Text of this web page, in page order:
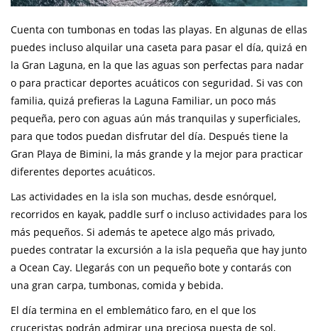
Cuenta con tumbonas en todas las playas. En algunas de ellas
puedes incluso alquilar una caseta para pasar el día, quizá en
la Gran Laguna, en la que las aguas son perfectas para nadar
o para practicar deportes acuáticos con seguridad. Si vas con
familia, quizá prefieras la Laguna Familiar, un poco más
pequeña, pero con aguas aún más tranquilas y superficiales,
para que todos puedan disfrutar del día. Después tiene la
Gran Playa de Bimini, la más grande y la mejor para practicar
diferentes deportes acuáticos.
Las actividades en la isla son muchas, desde esnórquel,
recorridos en kayak, paddle surf o incluso actividades para los
más pequeños. Si además te apetece algo más privado,
puedes contratar la excursión a la isla pequeña que hay junto
a Ocean Cay. Llegarás con un pequeño bote y contarás con
una gran carpa, tumbonas, comida y bebida.
El día termina en el emblemático faro, en el que los
cruceristas podrán admirar una preciosa puesta de sol,